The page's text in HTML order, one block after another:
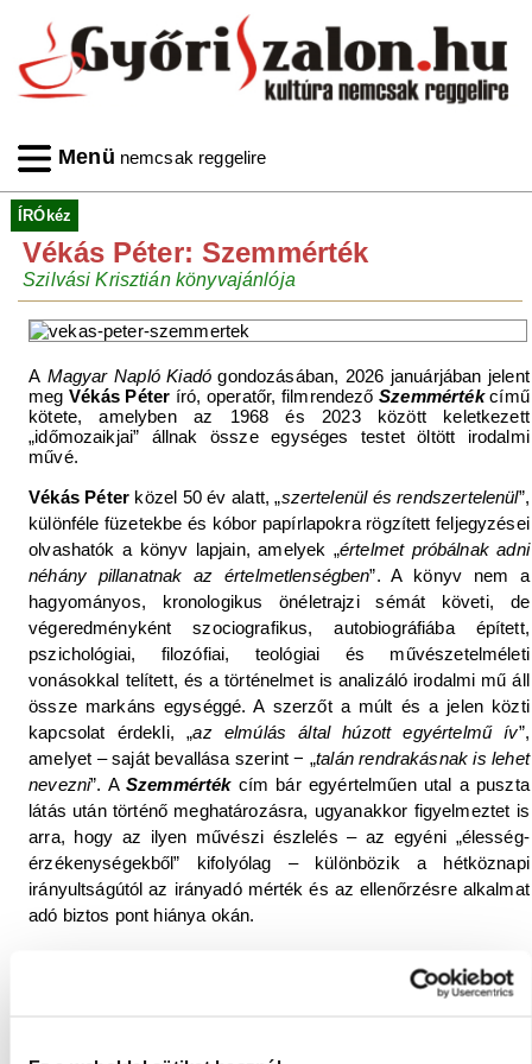
Menü nemcsak reggelire
ÍRÓkéz
Vékás Péter: Szemmérték
Szilvási Krisztián könyvajánlója
A Magyar Napló Kiadó gondozásában, 2026 januárjában jelent
meg Vékás Péter író, operatőr, filmrendezőSzemmértékcímű
kötete, amelyben az 1968 és 2023 között keletkezett
„időmozaikjai” állnak össze egységes testet öltött irodalmi
művé.
Vékás Péter közel 50 év alatt, „szertelenül és rendszertelenül”,
különféle füzetekbe és kóbor papírlapokra rögzített feljegyzései
olvashatók a könyv lapjain, amelyek „értelmet próbálnak adni
néhány pillanatnak az értelmetlenségben”. A könyv nem a
hagyományos, kronologikus önéletrajzi sémát követi, de
végeredményként szociografikus, autobiográfiába épített,
pszichológiai, filozófiai, teológiai és művészetelméleti
vonásokkal telített, és a történelmet is analizáló irodalmi mű áll
össze markáns egységgé. A szerzőt a múlt és a jelen közti
kapcsolat érdekli, „az elmúlás által húzott egyértelmű ív”,
amelyet – saját bevallása szerint − „talán rendrakásnak is lehet
nevezni”. A Szemmérték cím bár egyértelműen utal a puszta
látás után történő meghatározásra, ugyanakkor figyelmeztet is
arra, hogy az ilyen művészi észlelés – az egyéni „élesség-
érzékenységekből” kifolyólag – különbözik a hétköznapi
irányultságútól az irányadó mérték és az ellenőrzésre alkalmat
adó biztos pont hiánya okán.
egyfajta belső kameraként fogja fel, amely a születéstől a